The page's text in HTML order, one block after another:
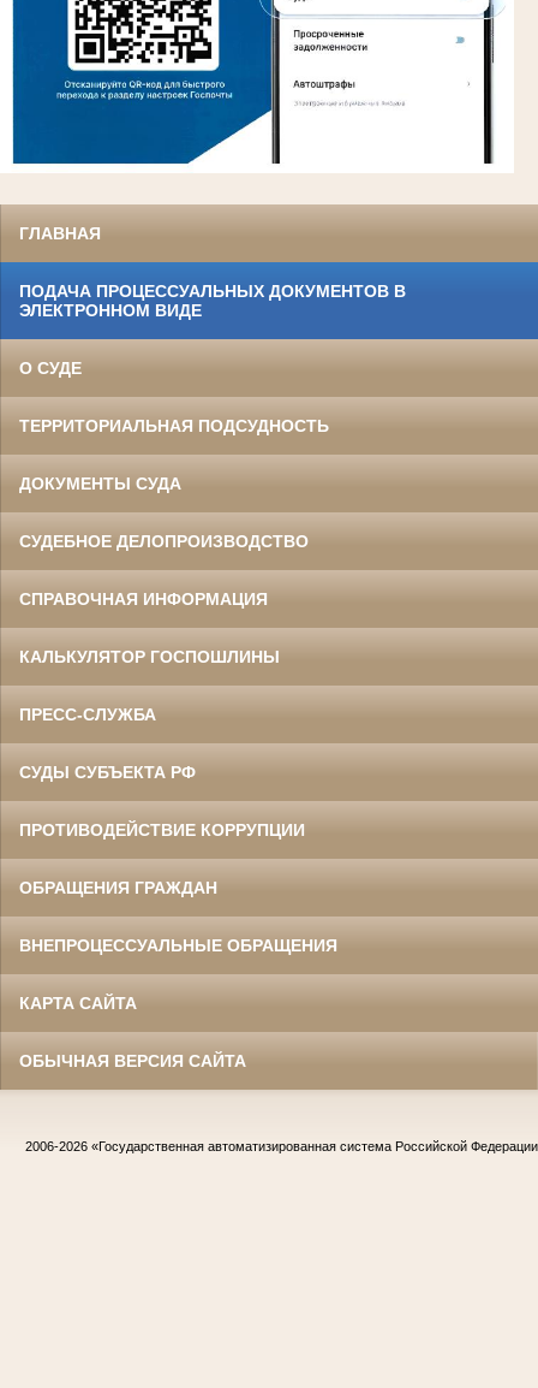
ГЛАВНАЯ
ПОДАЧА ПРОЦЕССУАЛЬНЫХ ДОКУМЕНТОВ В
ЭЛЕКТРОННОМ ВИДЕ
О СУДЕ
ТЕРРИТОРИАЛЬНАЯ ПОДСУДНОСТЬ
ДОКУМЕНТЫ СУДА
СУДЕБНОЕ ДЕЛОПРОИЗВОДСТВО
СПРАВОЧНАЯ ИНФОРМАЦИЯ
КАЛЬКУЛЯТОР ГОСПОШЛИНЫ
ПРЕСС-СЛУЖБА
СУДЫ СУБЪЕКТА РФ
ПРОТИВОДЕЙСТВИЕ КОРРУПЦИИ
ОБРАЩЕНИЯ ГРАЖДАН
ВНЕПРОЦЕССУАЛЬНЫЕ ОБРАЩЕНИЯ
КАРТА САЙТА
ОБЫЧНАЯ ВЕРСИЯ САЙТА
2006-2026 «Государственная автоматизированная система Российской